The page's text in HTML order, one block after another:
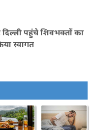
पहुंचे शिवभक्तों का
स्वागत